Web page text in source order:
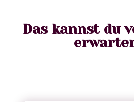
Das kannst du